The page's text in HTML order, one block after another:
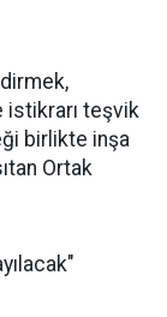
istikrarı teşvik
birlikte inşa
Ortak